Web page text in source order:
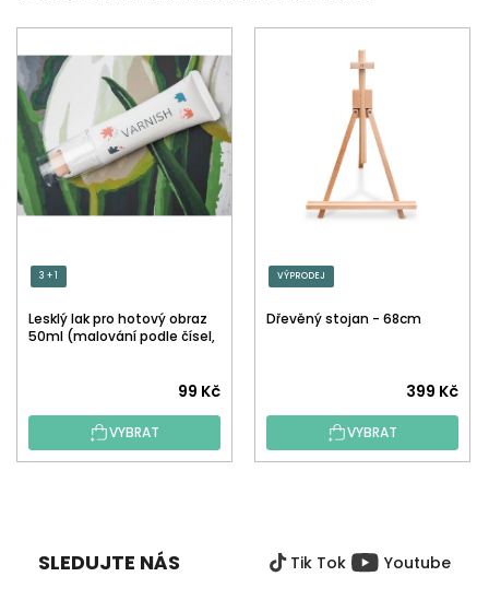
3 + 1
Lesklý lak pro hotový obraz
50ml (malování podle čísel,
hodnocení
produktu
je
hvězdiček.
99 Kč
VYBRAT
VÝPRODEJ
Dřevěný stojan - 68cm
399 Kč
VYBRAT
SLEDUJTE NÁS Tik Tok Youtube